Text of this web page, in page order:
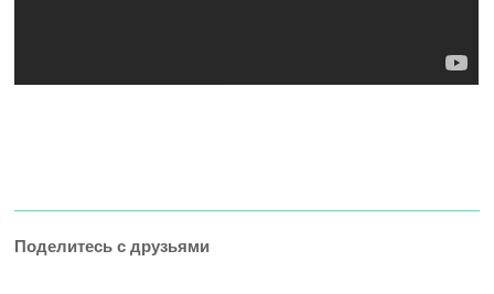
Поделитесь с друзьями